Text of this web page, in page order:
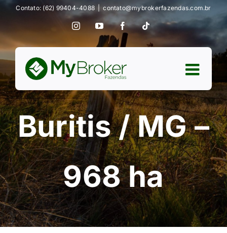
o
conteúdo
Contato: (62) 99404-4088 contato@mybrokerfazendas.com.br
InstagramYouTubeFacebookTiktok
Buritis / MG –
968 ha